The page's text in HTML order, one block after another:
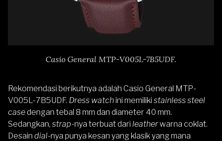
Casio General MTP-V005L-7B5UDF.
Rekomendasi berikutnya adalah Casio General MTP-
V005L-7B5UDF. Dress watchini memiliki stainless steel
casedengan tebal 8 mm dan diameter 40 mm.
Sedangkan, strap-nya terbuat dari leatherwarna coklat.
Desain dial-nya punya kesan yang klasik yang mana